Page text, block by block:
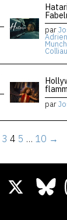
par
Munch
par
3 4 5 … 10 →